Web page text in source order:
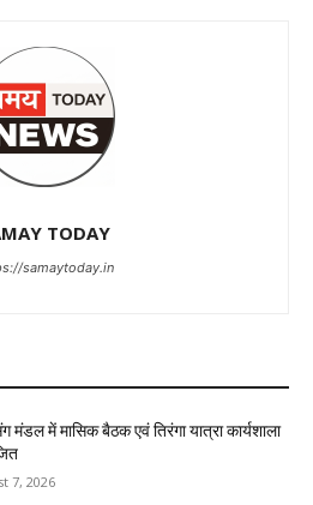
TODAY
samaytoday.in
मंडल में मासिक बैठक एवं तिरंगा यात्रा कार्यशाला
7, 2026